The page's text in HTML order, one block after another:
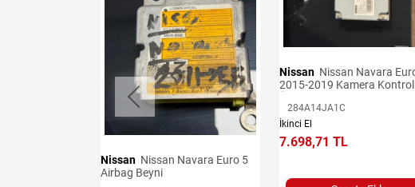
Nissan
Airbag Beyni
Nissan
2015-2019 Kamera Kontrol
284A14JA1C
İkinci El
7.698,71 TL